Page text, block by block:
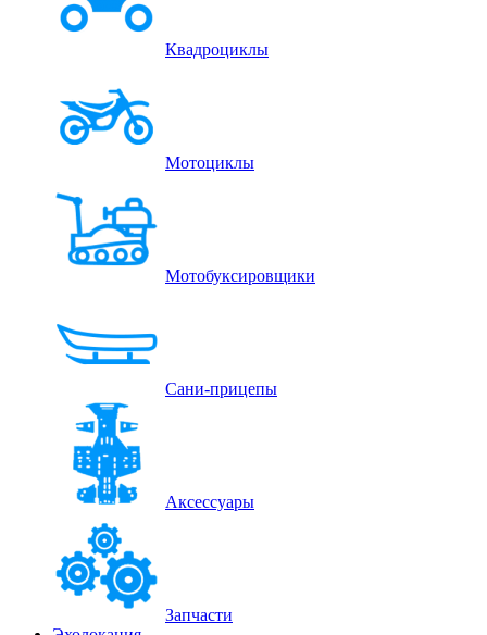
Квадроциклы
Мотоциклы
Мотобуксировщики
Сани-прицепы
Аксессуары
Запчасти